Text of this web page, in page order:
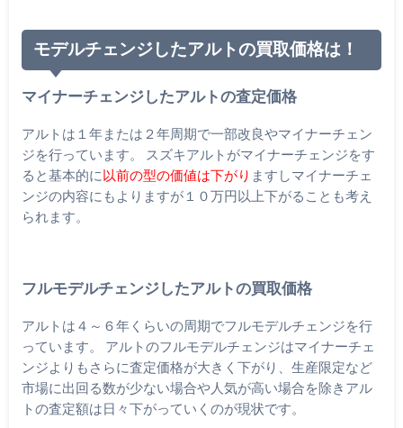
モデルチェンジしたアルトの買取価格は！
マイナーチェンジしたアルトの査定価格
アルトは１年または２年周期で一部改良やマイナーチェン
ジを行っています。 スズキアルトがマイナーチェンジをす
ると基本的に 以前の型の価値は下がり ますしマイナーチェ
ンジの内容にもよりますが１０万円以上下がることも考え
られます。
フルモデルチェンジしたアルトの買取価格
アルトは４～６年くらいの周期でフルモデルチェンジを行
っています。 アルトのフルモデルチェンジはマイナーチェ
ンジよりもさらに査定価格が大きく下がり、生産限定など
市場に出回る数が少ない場合や人気が高い場合を除きアル
トの査定額は日々下がっていくのが現状です。